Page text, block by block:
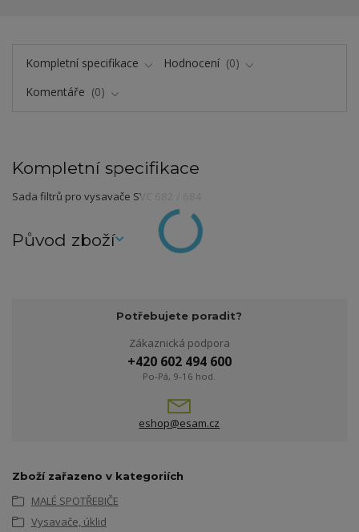
Kompletní specifikace Hodnocení
0
Komentáře
0
Kompletní specifikace
Sada filtrů pro vysavače SVC 682 / 684
Původ zboží
Potřebujete poradit?
Zákaznická podpora
+420 602 494 600
Po-Pá, 9-16 hod.
eshop@esam.cz
Zboží zařazeno v kategoriích
MALÉ SPOTŘEBIČE
Vysavače, úklid